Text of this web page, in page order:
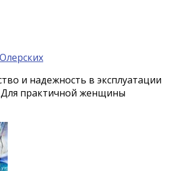
и надежность в эксплуатации
практичной женщины